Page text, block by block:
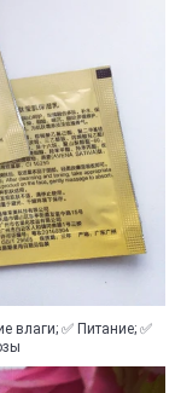
✅ Питание; ✅